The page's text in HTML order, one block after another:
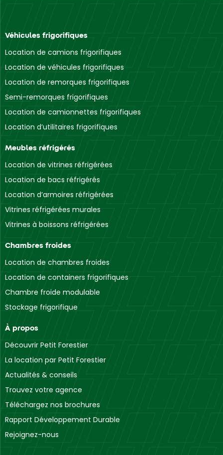
Véhicules frigorifiques
Location de camions frigorifiques
Location de véhicules frigorifiques
Location de remorques frigorifiques
Semi-remorques frigorifiques
Location de camionnettes frigorifiques
Location d’utilitaires frigorifiques
Meubles réfrigérés
Location de vitrines réfrigérées
Location de bacs réfrigérés
Location d’armoires réfrigérées
Vitrines réfrigérées murales
Vitrines à boissons réfrigérées
Chambres froides
Location de chambres froides
Location de containers frigorifiques
Chambre froide modulable
Stockage frigorifique
À propos
Découvrir Petit Forestier
La location par Petit Forestier
Actualités & conseils
Trouvez votre agence
Téléchargez nos brochures
Rapport Développement Durable
Rejoignez-nous